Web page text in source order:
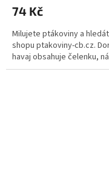
74 Kč
Milujete ptákoviny a
shopu ptakoviny-cb.cz.
havaj obsahuje čelenku,